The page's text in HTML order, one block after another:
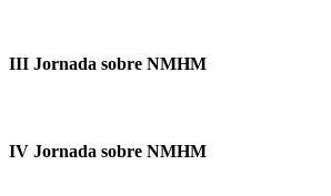
III Jornada sobre NMHM
IV Jornada sobre NMHM